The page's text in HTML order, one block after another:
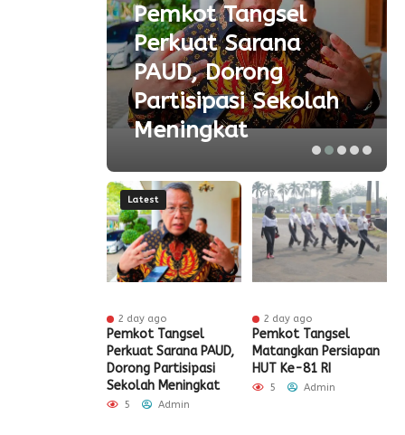
Pemkot Tangsel
Perkuat Sarana
PAUD, Dorong
Partisipasi Sekolah
Meningkat
Latest
2 day ago
Pemkot Tangsel
Perkuat Sarana PAUD,
Dorong Partisipasi
Sekolah Meningkat
5 Admin
2 day ago
Pemkot Tangsel
Matangkan Persiapan
HUT Ke-81 RI
5 Admin